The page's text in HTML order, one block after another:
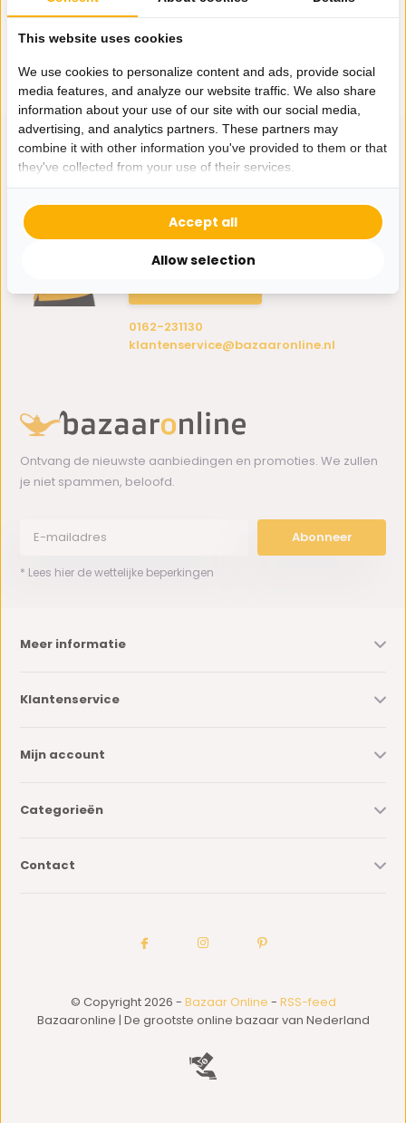
Wij zitten voor je klaar.
0162-231130
klantenservice@bazaaronline.nl
Ontvang de nieuwste aanbiedingen en promoties. We zullen
je niet spammen, beloofd.
Abonneer
* Lees hier de wettelijke beperkingen
Meer informatie
Klantenservice
Mijn account
Categorieën
Contact
© Copyright 2026 - Bazaar Online - RSS-feed
Bazaaronline | De grootste online bazaar van Nederland
This website uses cookies
We use cookies to personalize content and ads, provide social
media features, and analyze our website traffic. We also share
information about your use of our site with our social media,
advertising, and analytics partners. These partners may
combine it with other information you've provided to them or that
they've collected from your use of their services.
Allow selection
Accept all